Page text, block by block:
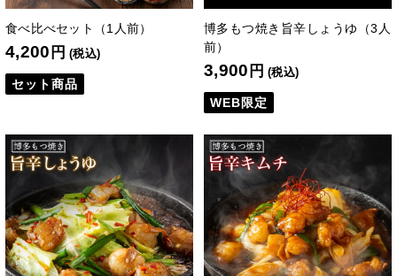
食べ比べセット（1人前）
4,200 円 (税込)
セット商品
博多もつ焼き旨辛しょうゆ（3人
前）
3,900 円 (税込)
WEB限定